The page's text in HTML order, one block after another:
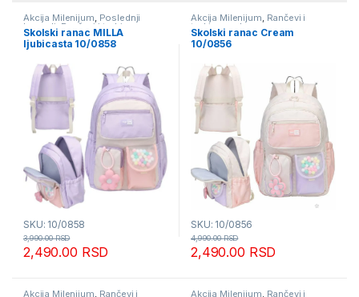
Akcija Milenijum, Poslednji
komadi, Rančevi i torbice za
decu
Skolski ranac MILLA
ljubicasta 10/0858
SKU: 10/0858
2,490.00 RSD
3,990.00RSD
Akcija Milenijum, Rančevi i
torbice za decu
Skolski ranac Cream
10/0856
SKU: 10/0856
2,490.00 RSD
4,990.00RSD
Akcija Milenijum, Rančevi i Akcija Milenijum, Rančevi i